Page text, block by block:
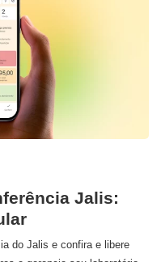
Jalis:
do Jalis e confira e libere